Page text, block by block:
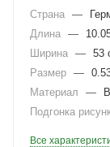
Страна —
Длина —
Ширина — 53
Размер —
Материал
—
Подгонка
Все